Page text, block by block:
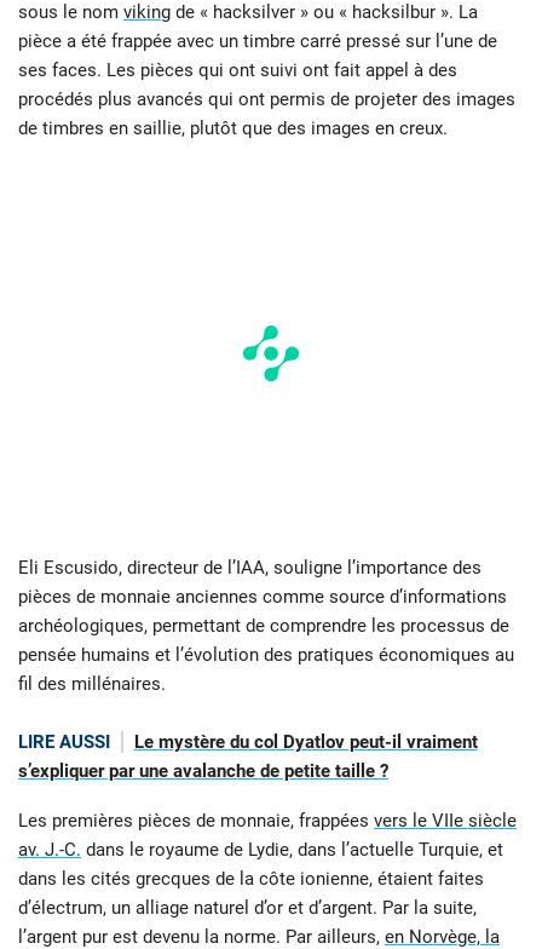
sous le nom viking de « hacksilver » ou « hacksilbur ». La
pièce a été frappée avec un timbre carré pressé sur l’une de
ses faces. Les pièces qui ont suivi ont fait appel à des
procédés plus avancés qui ont permis de projeter des images
de timbres en saillie, plutôt que des images en creux.
Eli Escusido, directeur de l’IAA, souligne l’importance des
pièces de monnaie anciennes comme source d’informations
archéologiques, permettant de comprendre les processus de
pensée humains et l’évolution des pratiques économiques au
fil des millénaires.
LIRE AUSSI
Le mystère du col Dyatlov peut-il vraiment
s’expliquer par une avalanche de petite taille ?
Les premières pièces de monnaie, frappées vers le VIIe siècle
av. J.-C. dans le royaume de Lydie, dans l’actuelle Turquie, et
dans les cités grecques de la côte ionienne, étaient faites
d’électrum, un alliage naturel d’or et d’argent. Par la suite,
l’argent pur est devenu la norme. Par ailleurs, en Norvège, la